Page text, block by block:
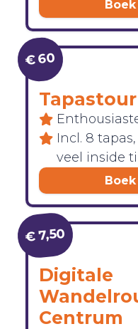
€ 60
Incl. 8
veel inside
€ 7,50
Digitale
Centrum